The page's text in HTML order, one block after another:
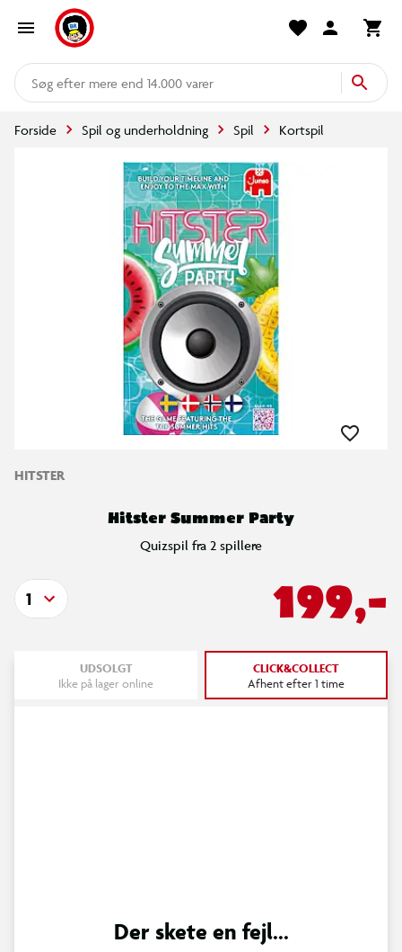
mere end 14.000 varer
Forside Spil og underholdning Spil Kortspil
HITSTER
Hitster Summer Party
Quizspil fra 2 spillere
199,-
1
UDSOLGT
Ikke på lager online
CLICK&COLLECT
Afhent efter 1 time
Der skete en fejl...